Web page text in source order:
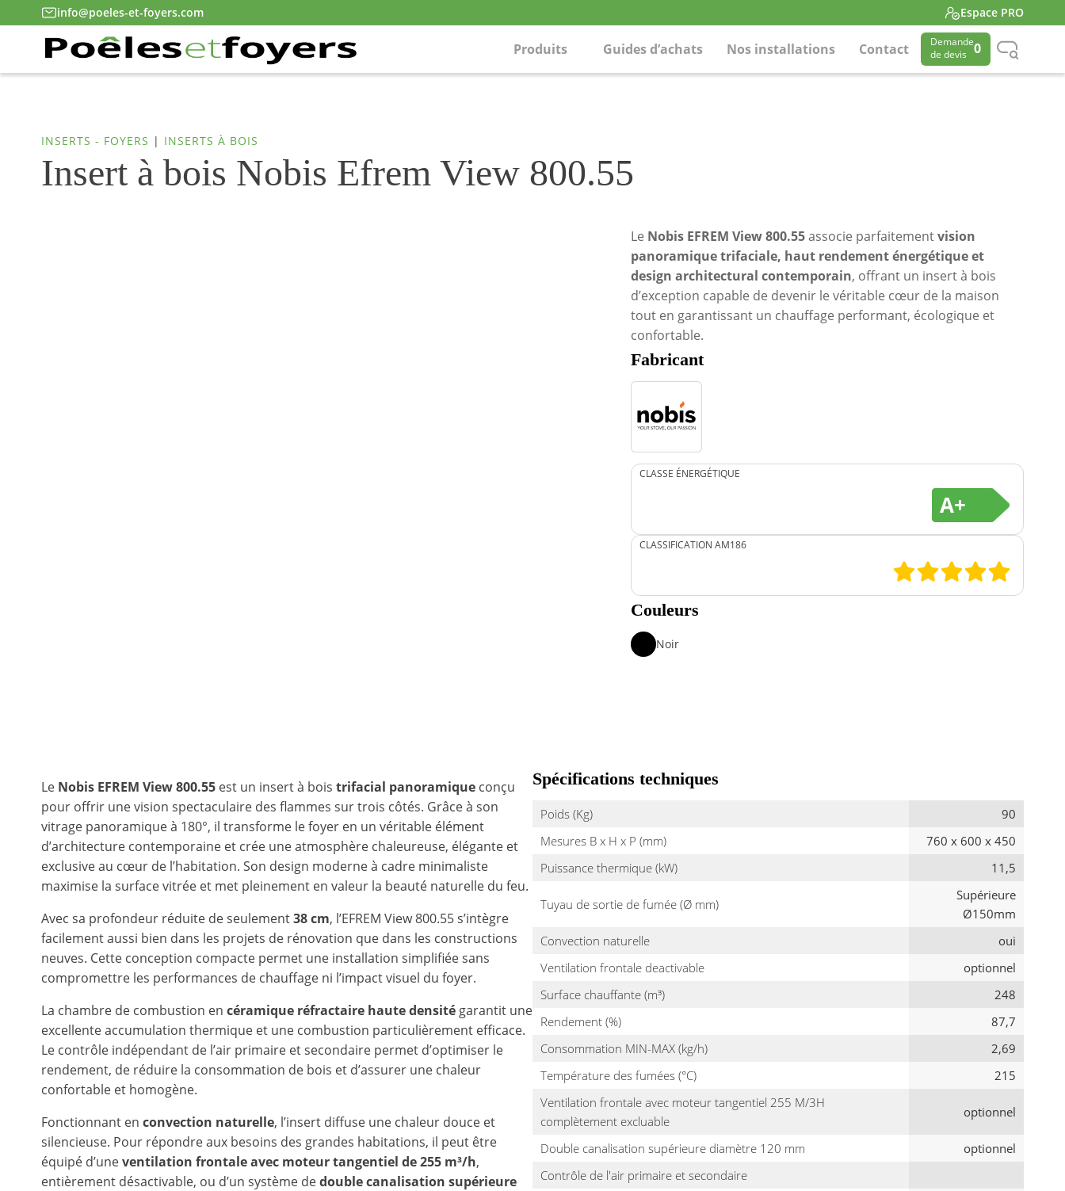
info@poeles-et-foyers.com Espace PRO
Produits Guides d’achats Nos installations Contact
Demande
de devis 0
INSERTS - FOYERS | INSERTS À BOIS
Insert à bois Nobis Efrem View 800.55
Le Nobis EFREM View 800.55associe parfaitementvision
panoramique trifaciale, haut rendement énergétique et
design architectural contemporain, offrant un insert à bois
d’exception capable de devenir le véritable cœur de la maison
tout en garantissant un chauffage performant, écologique et
confortable.
Fabricant
CLASSE ÉNERGÉTIQUE
A+
CLASSIFICATION AM186
Couleurs
Noir
Le Nobis EFREM View 800.55 est un insert à bois trifacial panoramique conçu
pour offrir une vision spectaculaire des flammes sur trois côtés. Grâce à son
vitrage panoramique à 180°, il transforme le foyer en un véritable élément
d’architecture contemporaine et crée une atmosphère chaleureuse, élégante et
exclusive au cœur de l’habitation. Son design moderne à cadre minimaliste
maximise la surface vitrée et met pleinement en valeur la beauté naturelle du feu.
Avec sa profondeur réduite de seulement38 cm, l’EFREM View 800.55 s’intègre
facilement aussi bien dans les projets de rénovation que dans les constructions
neuves. Cette conception compacte permet une installation simplifiée sans
compromettre les performances de chauffage ni l’impact visuel du foyer.
La chambre de combustion en céramique réfractaire haute densité garantit une
excellente accumulation thermique et une combustion particulièrement efficace.
Le contrôle indépendant de l’air primaire et secondaire permet d’optimiser le
rendement, de réduire la consommation de bois et d’assurer une chaleur
confortable et homogène.
Fonctionnant en convection naturelle, l’insert diffuse une chaleur douce et
silencieuse. Pour répondre aux besoins des grandes habitations, il peut être
équipé d’uneventilation frontale avec moteur tangentiel de 255 m³/h,
entièrement désactivable, ou d’un système dedouble canalisation supérieure
Spécifications techniques
Poids (Kg)
90
Mesures B x H x P (mm)
760 x 600 x 450
Puissance thermique (kW)
11,5
Tuyau de sortie de fumée (Ø mm)
Supérieure
Ø150mm
Convection naturelle
oui
Ventilation frontale deactivable
optionnel
Surface chauffante (m³)
248
Rendement (%)
87,7
Consommation MIN-MAX (kg/h)
2,69
Température des fumées (°C)
215
Ventilation frontale avec moteur tangentiel 255 M/3H
complètement excluable
optionnel
Double canalisation supérieure diamètre 120 mm
optionnel
Contrôle de l'air primaire et secondaire